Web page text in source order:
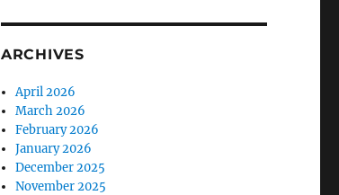
ARCHIVES
April 2026
March 2026
February 2026
January 2026
December 2025
November 2025